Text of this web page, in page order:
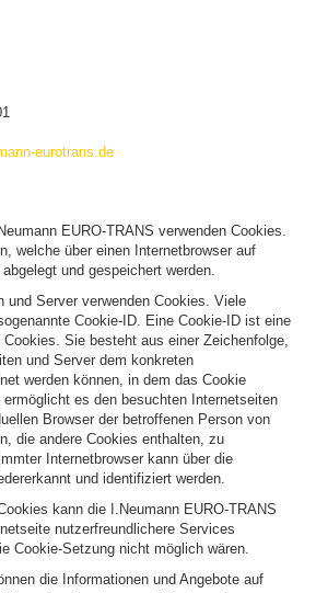
eurotrans.de
EURO-TRANS verwenden Cookies.
welche über einen Internetbrowser auf
und gespeichert werden.
und Server verwenden Cookies. Viele
Cookie-ID. Eine Cookie-ID ist eine
Sie besteht aus einer Zeichenfolge,
und Server dem konkreten
werden können, in dem das Cookie
es den besuchten Internetseiten
Browser der betroffenen Person von
die andere Cookies enthalten, zu
Internetbrowser kann über die
und identifiziert werden.
kann die I.Neumann EURO-TRANS
nutzerfreundlichere Services
Cookie-Setzung nicht möglich wären.
die Informationen und Angebote auf